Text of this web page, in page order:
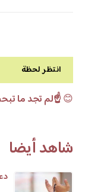
انتظر لحظة
😊☝️لم تجد ما
شاهد أيضا